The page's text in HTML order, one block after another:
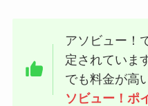
アソビュー！
定されていま
でも料金が高
ソビュー！ポ